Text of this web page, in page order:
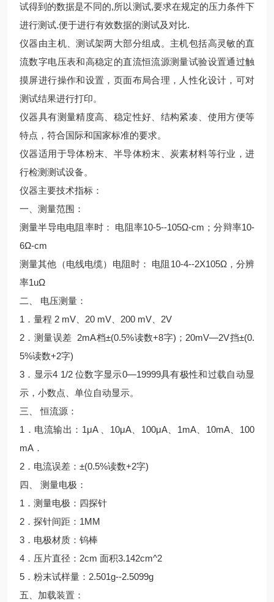
试得到的数据是不同的,所以测试,要求在规定的压力条件下
进行测试.便于进行有效数据的测试及对比.
仪器由主机、测试架两大部分组成。主机包括高灵敏的直
流数字电压表和高稳定的直流恒流源测量试验设置通过触
摸屏进行操作和设置，页面布局合理，人性化设计，可对
测试结果进行打印。
仪器具有测量精度高、稳定性好、结构紧凑、使用方便等
特点，符合国际和国家标准的要求。
仪器适用于导体粉末、半导体粉末、炭素材料等行业，进
行检测测试设备。
仪器主要技术指标：
一、测量范围：
测量半导电电阻率时： 电阻率10-5--105Ω-cm；分辩率10-
6Ω-cm
测量其他（电线电缆）电阻时： 电阻10-4--2X105Ω，分辨
率1uΩ
二、 电压测量：
1．量程 2 mV、20 mV、200 mV、2V
2．测量误差 2mA档±(0.5%读数+8字)；20mV—2V挡±(0.
5%读数+2字)
3．显示4 1/2 位数字显示0—19999具有极性和过载自动显
示，小数点、单位自动显示。
三、 恒流源：
1．电流输出：1μA 、10μA、100μA、1mA、10mA、100
mA．
2．电流误差：±(0.5%读数+2字)
四、 测量电极：
1．测量电极：四探针
2．探针间距：1MM
3．电极材质：钨棒
4．压片直径：2cm 面积3.142cm^2
5．粉末试样量：2.501g--2.5099g
五、加载装置：